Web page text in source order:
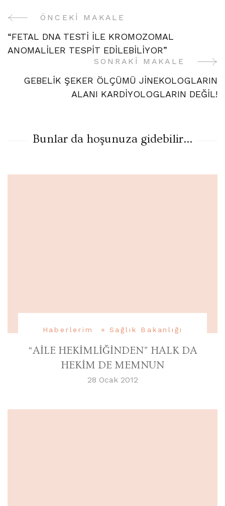
Yazı
Gezinme
ÖNCEKI MAKALE
“FETAL DNA TESTİ İLE KROMOZOMAL
ANOMALİLER TESPİT EDİLEBİLİYOR”
SONRAKI MAKALE
GEBELİK ŞEKER ÖLÇÜMÜ JİNEKOLOGLARIN
ALANI KARDİYOLOGLARIN DEĞİL!
Bunlar da hoşunuza gidebilir...
Haberlerim Sağlık Bakanlığı
“AİLE HEKİMLİĞİNDEN” HALK DA
HEKİM DE MEMNUN
28 Ocak 2012